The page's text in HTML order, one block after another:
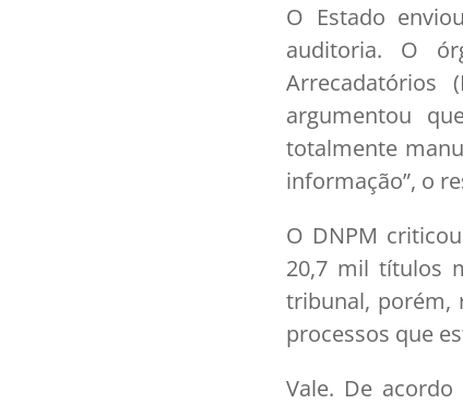
O Estado
auditoria. O
Arrecadatórios
argumentou
totalmente
informação”, o
O DNPM
20,7 mil títulos
tribunal, porém,
processos que
Vale. De